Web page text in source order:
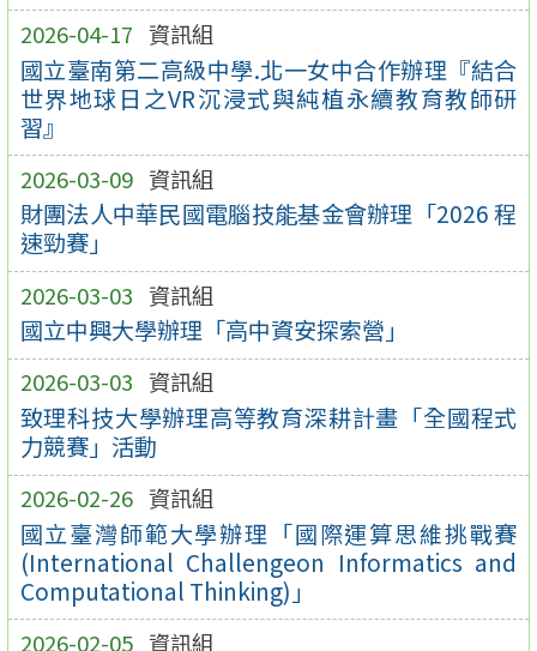
2026-04-17 資訊組
國立臺南第二高級中學.北一女中合作辦理『結合
世界地球日之VR沉浸式與純植永續教育教師研
習』
2026-03-09 資訊組
財團法人中華民國電腦技能基金會辦理「2026 程
速勁賽」
2026-03-03 資訊組
國立中興大學辦理「高中資安探索營」
2026-03-03 資訊組
致理科技大學辦理高等教育深耕計畫「全國程式
力競賽」活動
2026-02-26 資訊組
國立臺灣師範大學辦理「國際運算思維挑戰賽
(International Challengeon Informatics and
Computational Thinking)」
2026-02-05 資訊組